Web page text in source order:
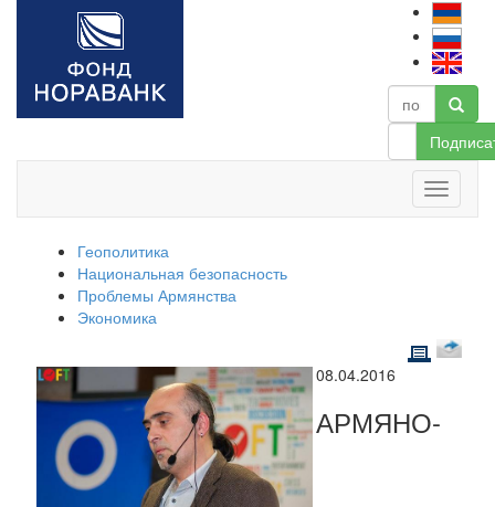
Геополитика
Национальная безопасность
Проблемы Армянства
Экономика
08.04.2016
АРМЯНО-